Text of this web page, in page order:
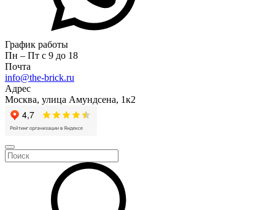
График работы
Пн – Пт с 9 до 18
Почта
info@the-brick.ru
Адрес
Москва, улица Амундсена, 1к2